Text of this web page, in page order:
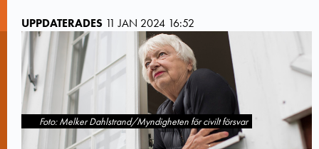
UPPDATERADES 11 JAN 2024 16:52
Foto: Melker Dahlstrand/Myndigheten för civilt försvar